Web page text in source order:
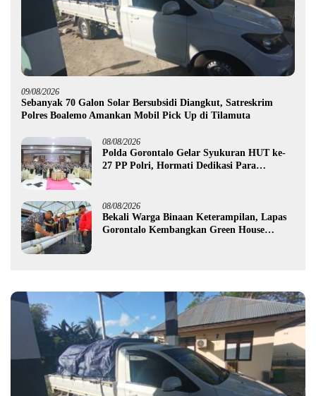
09/08/2026
Sebanyak 70 Galon Solar Bersubsidi Diangkut, Satreskrim
Polres Boalemo Amankan Mobil Pick Up di Tilamuta
08/08/2026
Polda Gorontalo Gelar Syukuran HUT ke-
27 PP Polri, Hormati Dedikasi Para
08/08/2026
Bekali Warga Binaan Keterampilan, Lapas
Gorontalo Kembangkan Green House